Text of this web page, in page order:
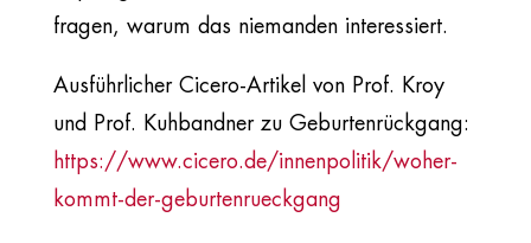
fragen, warum das niemanden interessiert.
Ausführlicher Cicero-Artikel von Prof. Kroy
und Prof. Kuhbandner zu Geburtenrückgang:
https://www.cicero.de/innenpolitik/woher-
kommt-der-geburtenrueckgang